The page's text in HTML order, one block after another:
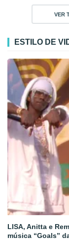
VER
ESTILO DE
LISA, Anitta e
música “Goals”